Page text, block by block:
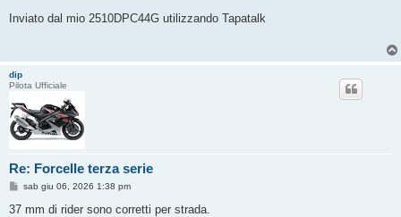
Inviato dal mio 2510DPC44G utilizzando Tapatalk
dip
Pilota Ufficiale
Re: Forcelle terza serie
M
s
sab giu 06, 2026 1:38 pm
37 mm di rider sono corretti per strada.